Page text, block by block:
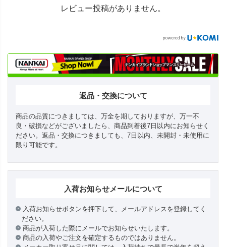
レビュー投稿がありません。
返品・交換について
商品の品質につきましては、万全を期しておりますが、万一不
良・破損などがございましたら、商品到着後7日以内にお知らせく
ださい。返品・交換につきましても、7日以内、未開封・未使用に
限り可能です。
入荷お知らせメールについて
入荷お知らせボタンを押下して、メールアドレスを登録してく
ださい。
商品が入荷した際にメールでお知らせいたします。
商品の入荷やご注文を確定するものではありません。